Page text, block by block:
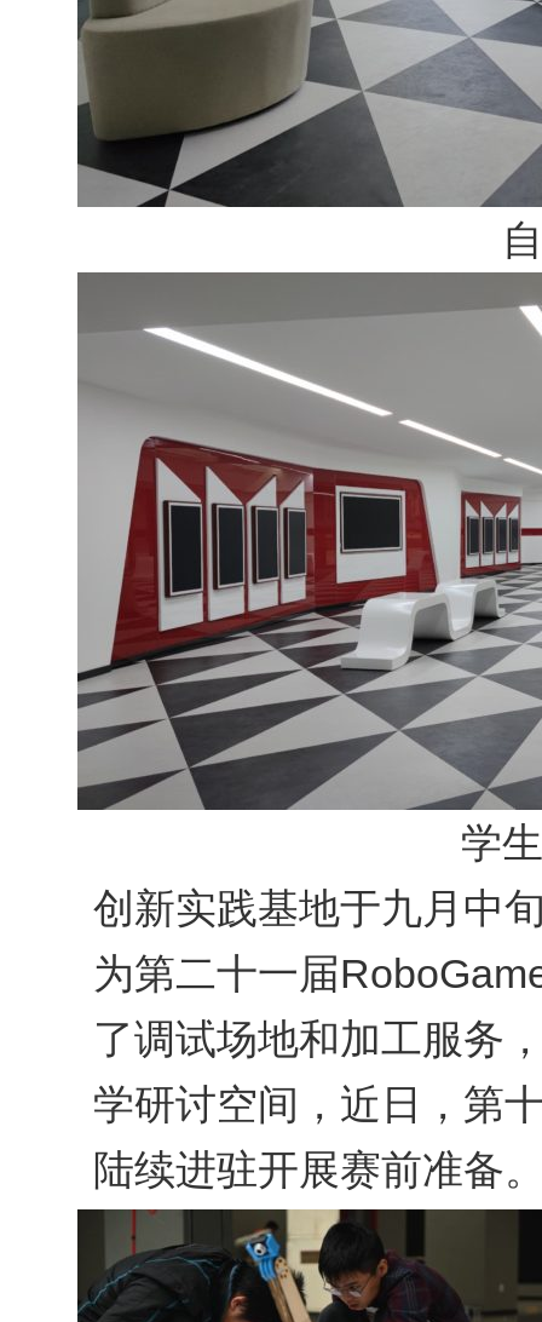
学
创新实践基地于九月中
为第二十一届
了调试场地和加工服务
学研讨空间，近日，第
陆续进驻开展赛前准备